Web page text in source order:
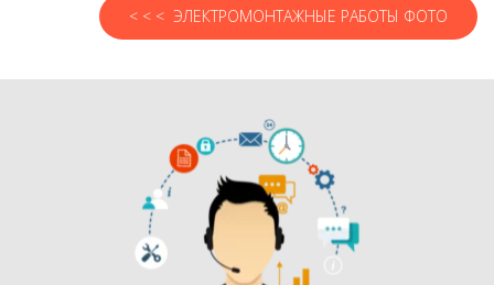
< < < ЭЛЕКТРОМОНТАЖНЫЕ РАБОТЫ ФОТО